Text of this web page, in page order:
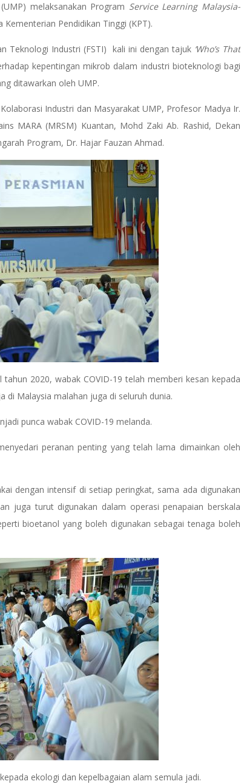
melaksanakan Program Service Learning Malaysia-
Pendidikan Tinggi (KPT).
Teknologi Industri (FSTI) kali ini dengan tajuk ‘Who’s That
kepentingan mikrob dalam industri bioteknologi bagi
ditawarkan oleh UMP.
Industri dan Masyarakat UMP, Profesor Madya Ir.
MARA (MRSM) Kuantan, Mohd Zaki Ab. Rashid, Dekan
Program, Dr. Hajar Fauzan Ahmad.
2020, wabak COVID-19 telah memberi kesan kepada
di Malaysia malahan juga di seluruh dunia.
punca wabak COVID-19 melanda.
peranan penting yang telah lama dimainkan oleh
dengan intensif di setiap peringkat, sama ada digunakan
juga turut digunakan dalam operasi penapaian berskala
bioetanol yang boleh digunakan sebagai tenaga boleh
ekologi dan kepelbagaian alam semula jadi.